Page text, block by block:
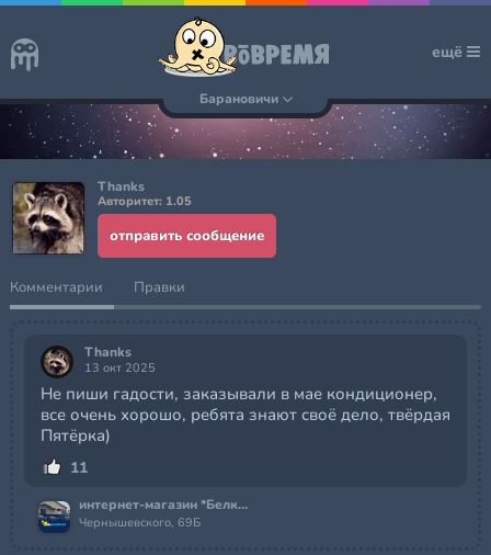
ещё
Барановичи
Thanks
Авторитет: 1.05
отправить сообщение
Комментарии Правки
Thanks
13 окт 2025
Не пиши гадости, заказывали в мае кондиционер,
все очень хорошо, ребята знают своё дело, твёрдая
Пятёрка)
11
интернет-магазин *Белклимат*
Чернышевского, 69Б